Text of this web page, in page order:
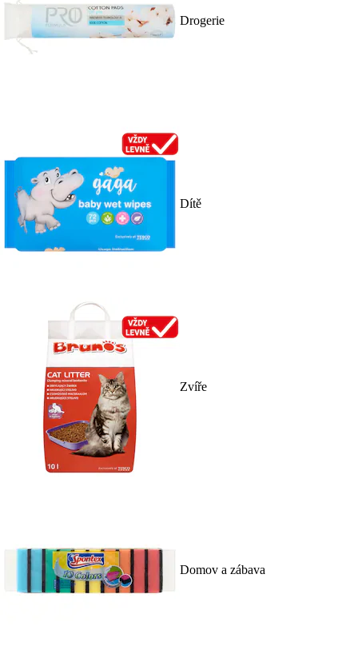
Drogerie
Dítě
Zvíře
Domov a zábava